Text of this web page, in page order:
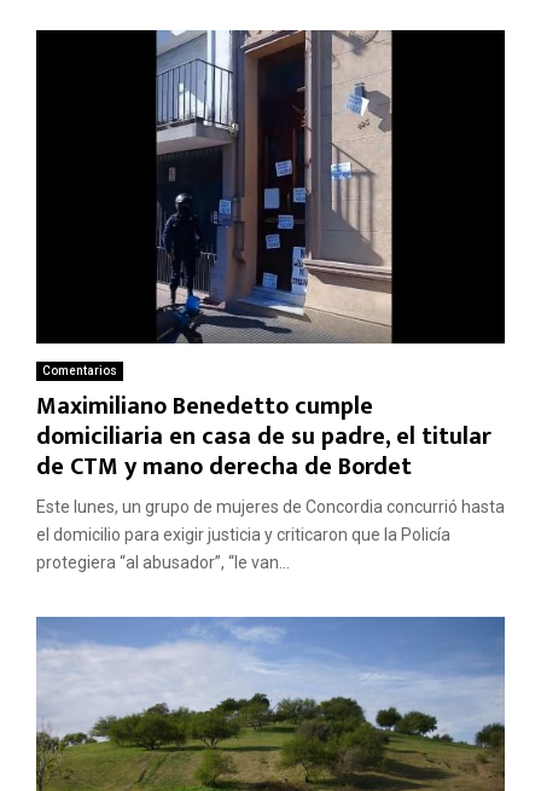
Comentarios
Maximiliano Benedetto cumple
domiciliaria en casa de su padre, el titular
de CTM y mano derecha de Bordet
Este lunes, un grupo de mujeres de Concordia concurrió hasta
el domicilio para exigir justicia y criticaron que la Policía
protegiera “al abusador”, “le van...